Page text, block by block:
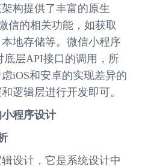
构提供了丰富的原生
信的相关功能，如获取
地存储等。微信小程序
底层API接口的调用，所
iOS和安卓的实现差异的
逻辑层进行开发即可。
程序设计
设计，它是系统设计中